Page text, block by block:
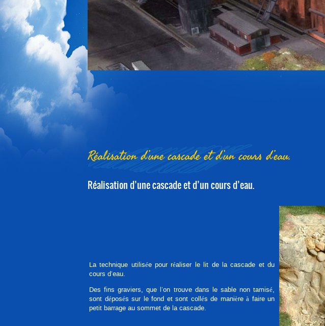
1 2 3 4 5
Réalisation d’une cascade et d’un cours d’eau.
Réalisation d’une cascade et d’un cours d’eau.
La technique utilisée pour réaliser le lit de la cascade et du
cours d’eau.
Des fins graviers, que l’on trouve dans le sable non tamisé,
sont déposés sur le fond et sont collés de manière à faire un
petit barrage au sommet de la cascade.